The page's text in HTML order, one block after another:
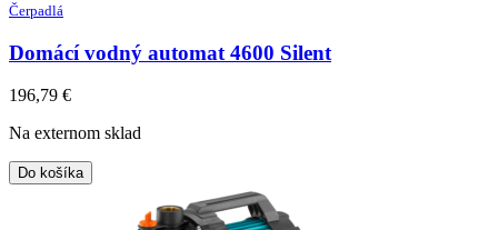
Čerpadlá
Domácí vodný automat 4600 Silent
196,79 €
Na externom sklad
Do košíka